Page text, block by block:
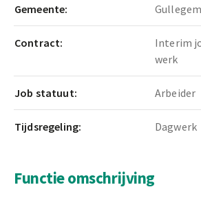
Gemeente: Gullegem
Contract:
Interim
werk
Job statuut: Arbeider
Tijdsregeling: Dagwerk
Functie omschrijving